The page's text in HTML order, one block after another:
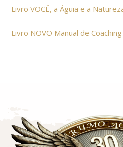
Livro VOCÊ, a Águia e a
Livro NOVO Manual de Coaching